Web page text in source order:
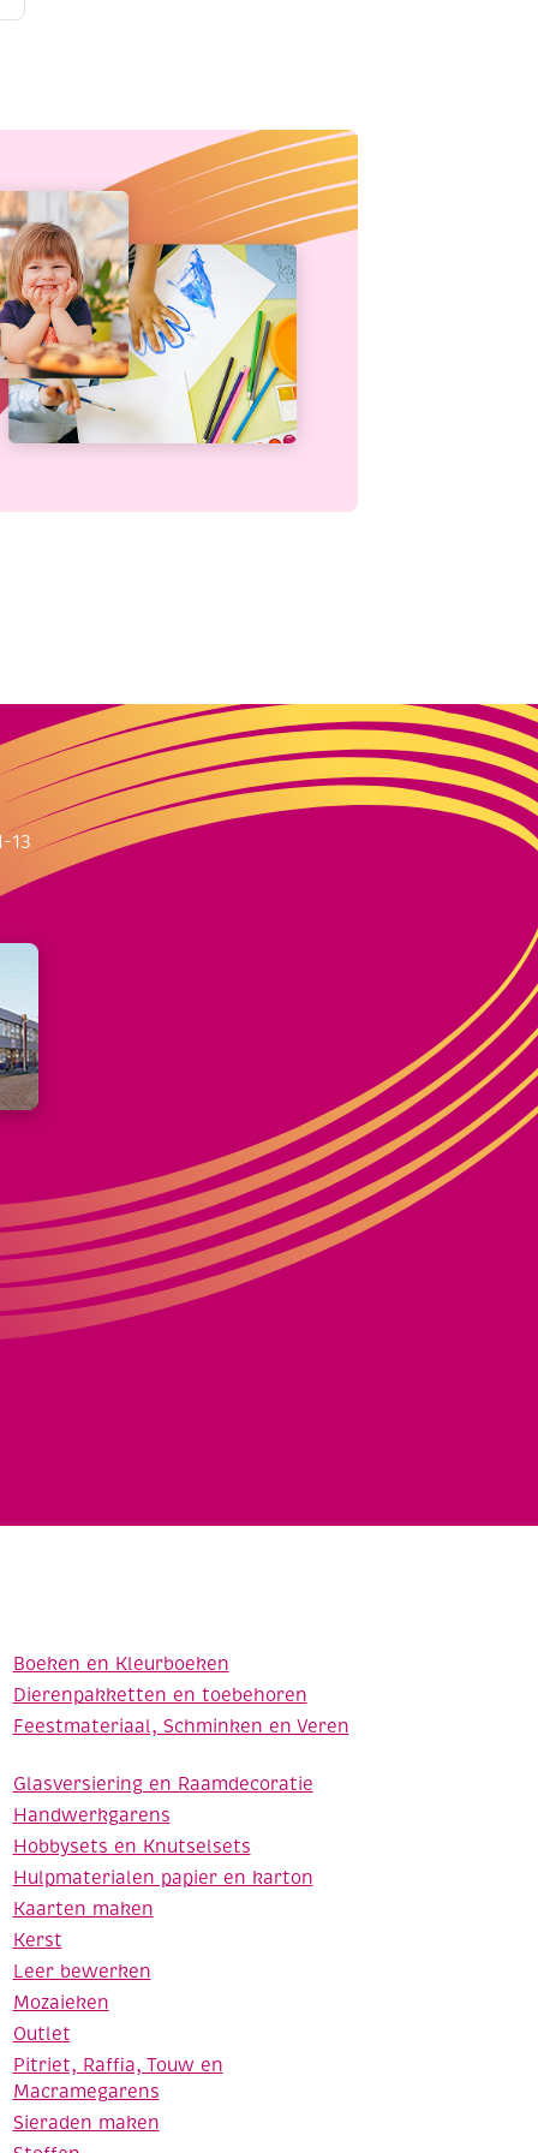
13
Boeken en Kleurboeken
Dierenpakketten en toebehoren
Feestmateriaal, Schminken en Veren
Glasversiering en Raamdecoratie
Handwerkgarens
Hobbysets en Knutselsets
Hulpmaterialen papier en karton
Kaarten maken
Kerst
Leer bewerken
Mozaieken
Outlet
Pitriet, Raffia, Touw en
Macramegarens
Sieraden maken